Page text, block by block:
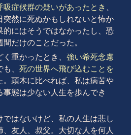
吸症候群の疑いがあったとき
突然に死ぬかもしれないと怖か
的にはそうではなかったし、恐
だけのことだった。
重かったとき、 強い希死念慮
、 死の世界へ飛び込むことを
。頭木に比べれば、私は病苦や
態は少ない人生を歩んでき
ではないけど、私の人生は悲し
友人、叔父。大切な人を何人